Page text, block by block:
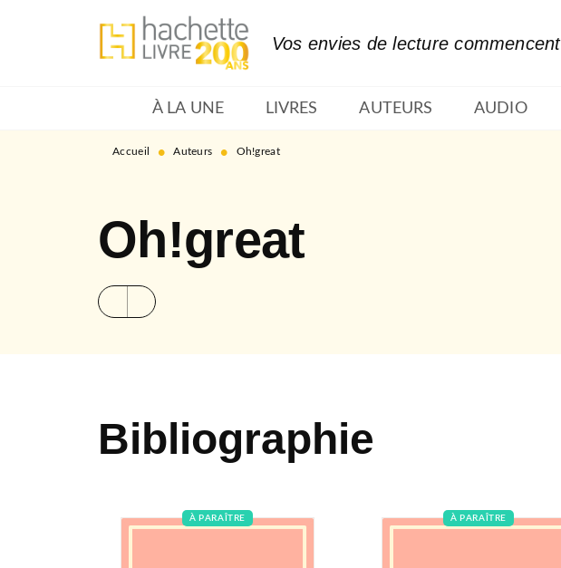
MENU RECHERCHE
Vos envies de lecture
À LA UNE LIVRES AUTEURS AUDIO
Accueil • Auteurs • Oh!great
Oh!great
Bibliographie
À PARAÎTRE À PARAÎTRE